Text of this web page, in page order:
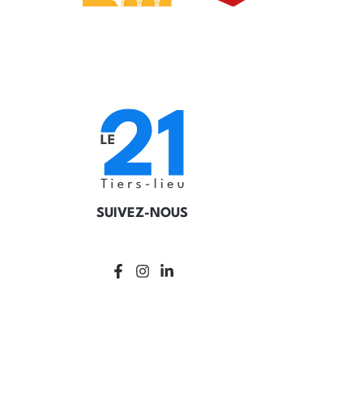
SUIVEZ-NOUS